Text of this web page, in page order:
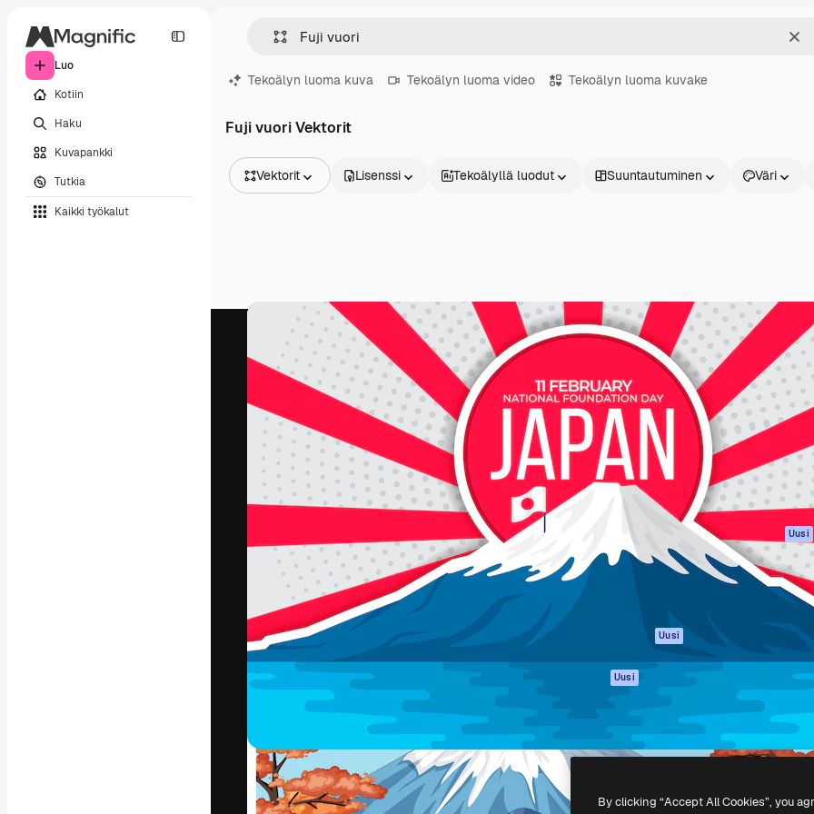
Luo
Kotiin
Haku
Kuvapankki
Tutkia
Kaikki työkalut
Tekoälyn luoma kuva Tekoälyn luoma video Tekoälyn luoma kuvake
Fuji vuori Vektorit
Vektorit
Videot
Videomateriaali
Liikegrafiikka
Videopohjat
Kuvakkeet
Fontit
Lisenssi Tekoälyllä luodut Suuntautuminen Väri
Luova alusta parhaiden töidesi
toteuttamiseen. Yli miljoona tilaajaa
luovien alojen ammattilaisten, yritysten,
toimistojen ja studioiden joukossa.
Suomi
Tuotteet
Spaces
Tekoälyavustaja
Tekoälyllä toimiva
kuvageneraattori
Tekoälyllä toimiva
videogeneraattori
Tekoälyllä toimiva
äänigeneraattori
Kuvapankkisisältö
Uusi
Uusi
Kaikki Magnific-
työkalut
Aloita
Academy
Dokumentaatio
Tuki
Käyttöehdot
Alkuperäiset
Uusi
Evästepolitiikka
Luottamuskeskus
By clicking “Accept All Cookies”, you